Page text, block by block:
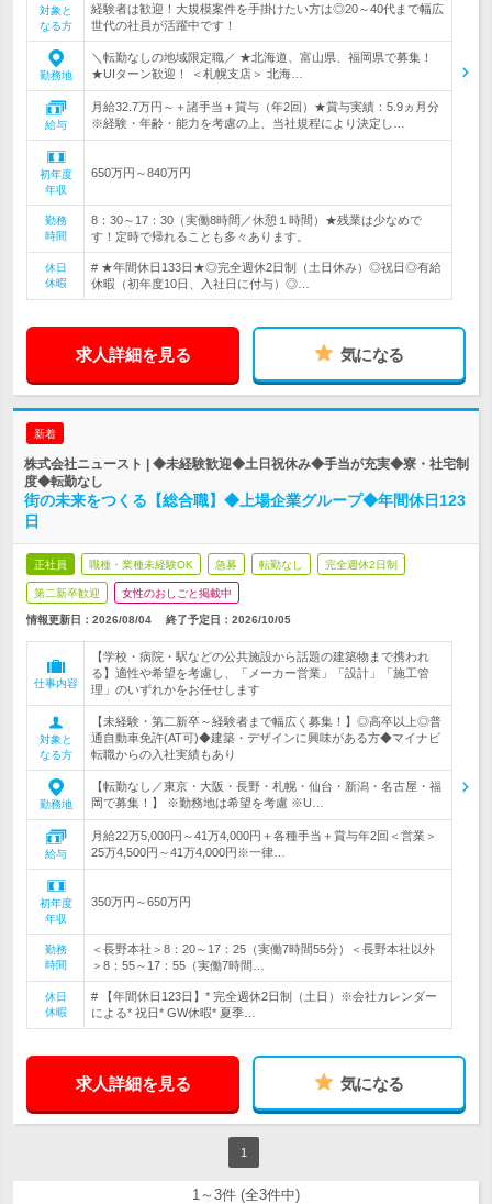
対象と
なる方
経験者は歓迎！大規模案件を手掛けたい方は◎20～40代まで幅広
世代の社員が活躍中です！
勤務地
＼転勤なしの地域限定職／ ★北海道、富山県、福岡県で募集！
★UIターン歓迎！ ＜札幌支店＞ 北海…
給与
月給32.7万円～＋諸手当＋賞与（年2回）★賞与実績：5.9ヵ月分
※経験・年齢・能力を考慮の上、当社規程により決定し…
初年度
年収
650万円～840万円
勤務
時間
8：30～17：30（実働8時間／休憩１時間）★残業は少なめで
す！定時で帰れることも多々あります。
休日
休暇
# ★年間休日133日★◎完全週休2日制（土日休み）◎祝日◎有給
休暇（初年度10日、入社日に付与）◎…
求人詳細を見る 気になる
新着
株式会社ニュースト | ◆未経験歓迎◆土日祝休み◆手当が充実◆寮・社宅制
度◆転勤なし
街の未来をつくる【総合職】◆上場企業グループ◆年間休日123
日
正社員 職種・業種未経験OK 急募 転勤なし 完全週休2日制
第二新卒歓迎 女性のおしごと掲載中
情報更新日：2026/08/04 終了予定日： 2026/10/05
仕事内容
【学校・病院・駅などの公共施設から話題の建築物まで携われ
る】適性や希望を考慮し、「メーカー営業」「設計」「施工管
理」のいずれかをお任せします
対象と
なる方
【未経験・第二新卒～経験者まで幅広く募集！】◎高卒以上◎普
通自動車免許(AT可)◆建築・デザインに興味がある方◆マイナビ
転職からの入社実績もあり
勤務地
【転勤なし／東京・大阪・長野・札幌・仙台・新潟・名古屋・福
岡で募集！】 ※勤務地は希望を考慮 ※U…
給与
月給22万5,000円～41万4,000円＋各種手当＋賞与年2回＜営業＞
25万4,500円～41万4,000円※一律…
初年度
年収
350万円～650万円
勤務
時間
＜長野本社＞8：20～17：25（実働7時間55分）＜長野本社以外
＞8：55～17：55（実働7時間…
休日
休暇
# 【年間休日123日】* 完全週休2日制（土日）※会社カレンダー
による* 祝日* GW休暇* 夏季…
求人詳細を見る 気になる
1
1～3件 (全3件中)